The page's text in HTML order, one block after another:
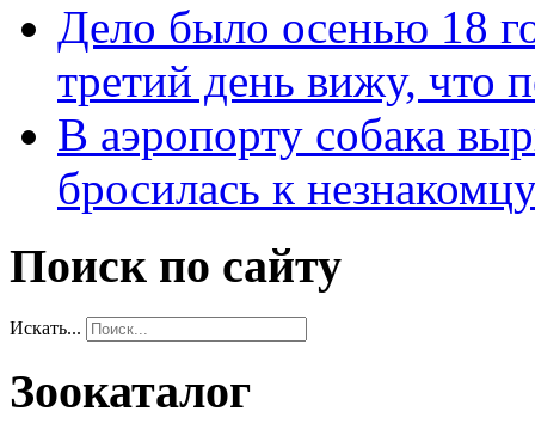
Дело было осенью 18
третий день вижу, что
В аэропорту собака
бросилась к
Поиск по сайту
Искать...
Зоокаталог